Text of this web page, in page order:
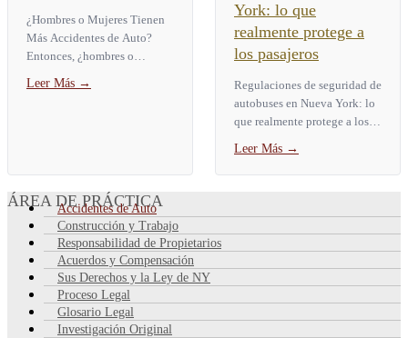
¿Hombres o Mujeres Tienen
Más Accidentes de Auto?
Entonces, ¿hombres o
accidentes de auto? Los
Leer Más →
York: lo que
realmente protege a
los pasajeros
Regulaciones de seguridad de
autobuses en Nueva York: lo
que realmente protege a los
2026, un autobús chárter que
transportaba a...
Leer Más →
ÁREA DE PRÁCTICA
Accidentes de Auto
Construcción y Trabajo
Responsabilidad de Propietarios
Acuerdos y Compensación
Sus Derechos y la Ley de NY
Proceso Legal
Glosario Legal
Investigación Original